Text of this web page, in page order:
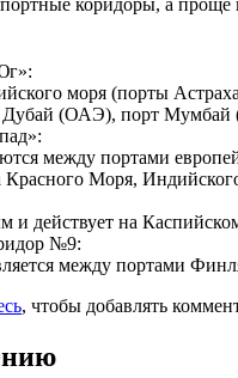
моря (порты
(ОАЭ), порт Мумбай
между портами
Моря,
и действует на
№9:
между портами
, чтобы добавлять